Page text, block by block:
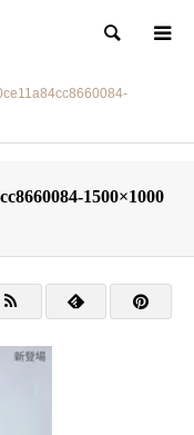
検索
1500×1000